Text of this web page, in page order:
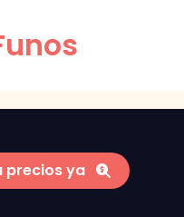
precios ya